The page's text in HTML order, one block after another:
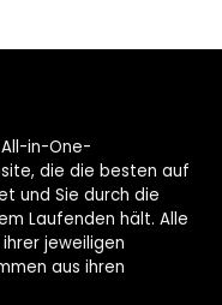
in-One-
die die besten auf
und Sie durch die
Laufenden hält. Alle
jeweiligen
aus ihren